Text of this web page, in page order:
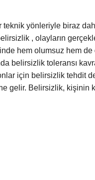
yönleriyle biraz
, olayların
hem olumsuz hem
belirsizlik toleransı
için belirsizlik tehdit
gelir. Belirsizlik,